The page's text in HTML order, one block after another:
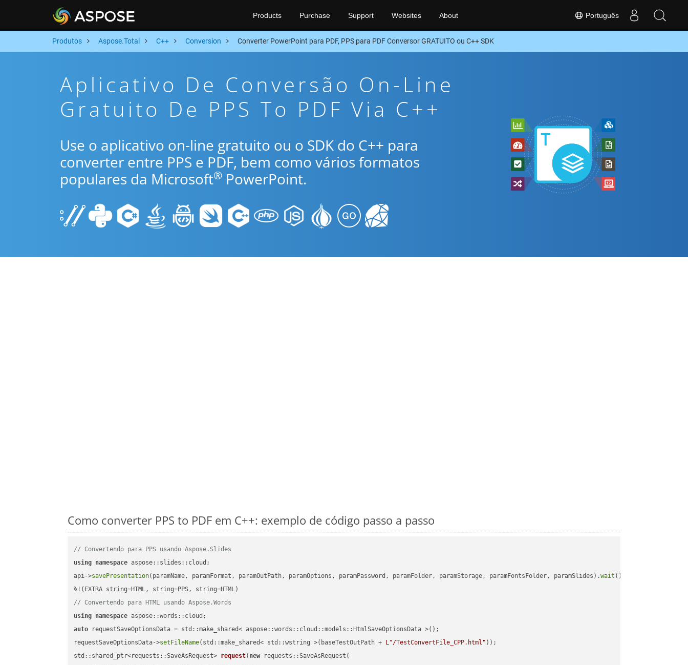
Português
Products Purchase Support Websites About
Produtos Aspose.Total C++ Conversion Converter PowerPoint para PDF, PPS para PDF Conversor GRATUITO ou C++ SDK
Aplicativo De Conversão On-Line
Gratuito De PPS To PDF Via C++
Use o aplicativo on-line gratuito ou o SDK do C++ para
converter entre PPS e PDF, bem como vários formatos
populares da Microsoft® PowerPoint.
Como converter PPS to PDF em C++: exemplo de código passo a passo
// Convertendo para PPS usando Aspose.Slides
using namespace aspose::slides::cloud;
api->savePresentation(paramName, paramFormat, paramOutPath, paramOptions, paramPassword, paramFolder, paramStorage, paramFontsFolder, paramSlides).wait ();
// Convertendo para HTML usando Aspose.Words
using namespace
auto requestSaveOptionsData = std::make_shared< aspose::words::cloud::models::HtmlSaveOptionsData >();
requestSaveOptionsData->setFileName(std::make_shared< std::wstring >(baseTestOutPath + L"/TestConvertFile_CPP.html"
std::shared_ptr<requests::SaveAsRequest> request( new requests::SaveAsRequest(